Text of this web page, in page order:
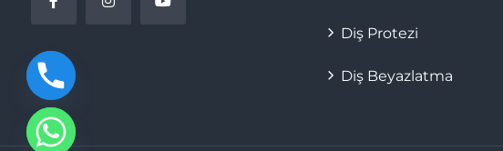
Diş Protezi
Diş Beyazlatma